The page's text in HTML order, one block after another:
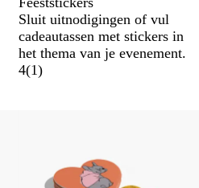
Sluit uitnodigingen of vul
cadeautassen met stickers in
het thema van je evenement.
4(1)